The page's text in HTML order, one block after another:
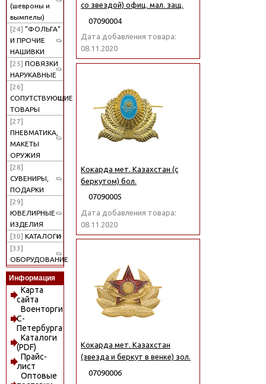
(шевроны и
вымпелы)
[24] "ФОЛЬГА"
И ПРОЧИЕ
НАШИВКИ
[25] ПОВЯЗКИ
НАРУКАВНЫЕ
[26]
СОПУТСТВУЮЩИЕ
ТОВАРЫ
[27]
ПНЕВМАТИКА,
МАКЕТЫ
ОРУЖИЯ
[28]
СУВЕНИРЫ,
ПОДАРКИ
[29]
ЮВЕЛИРНЫЕ
ИЗДЕЛИЯ
[30] КАТАЛОГИ
[33]
ОБОРУДОВАНИЕ
Информация
Карта
сайта
Военторги
С-
Петербурга
Каталоги
(PDF)
Прайс-
лист
Оптовые
со звездой) офиц. мал. защ.
07090004
Дата добавления товара:
08.11.2020
Кокарда мет. Казахстан (с
беркутом) бол.
07090005
Дата добавления товара:
08.11.2020
Кокарда мет. Казахстан
(звезда и беркут в венке) зол.
07090006